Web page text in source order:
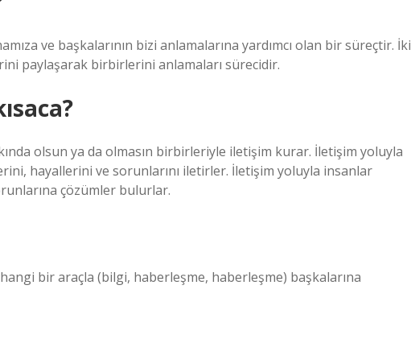
ve başkalarının bizi anlamalarına yardımcı olan bir süreçtir. İki
paylaşarak birbirlerini anlamaları sürecidir.
olsun ya da olmasın birbirleriyle iletişim kurar. İletişim yoluyla
hayallerini ve sorunlarını iletirler. İletişim yoluyla insanlar
çözümler bulurlar.
bir araçla (bilgi, haberleşme, haberleşme) başkalarına